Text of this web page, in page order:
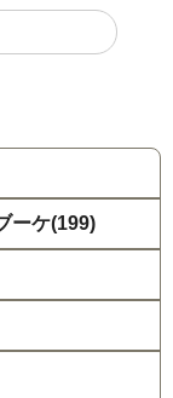
ーケ(199)